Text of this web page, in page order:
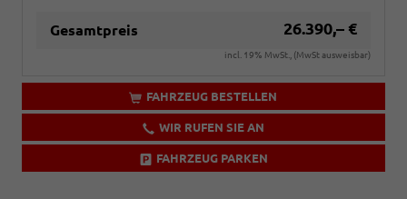
Gesamtpreis 26.390,– €
incl. 19% MwSt., (MwSt ausweisbar)
FAHRZEUG BESTELLEN
WIR RUFEN SIE AN
FAHRZEUG PARKEN